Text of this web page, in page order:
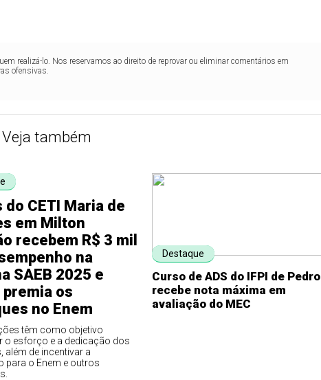
realizá-lo. Nos reservamos ao direito de reprovar ou eliminar comentários em
ofensivas.
Veja também
do CETI Maria de
em Milton
recebem R$ 3 mil
na
SAEB 2025 e
os
no Enem
têm como objetivo
o esforço e a dedicação dos
além de incentivar a
para o Enem e outros
Destaque
Curso de ADS do IFPI de
recebe nota máxima em
avaliação do MEC